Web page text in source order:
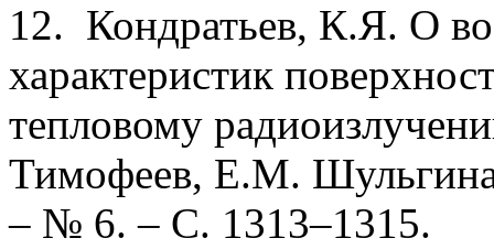
12. Кондратьев, К.Я. О
характеристик
тепловому
Тимофеев, Е.М.
– № 6. – С. 1313–1315.